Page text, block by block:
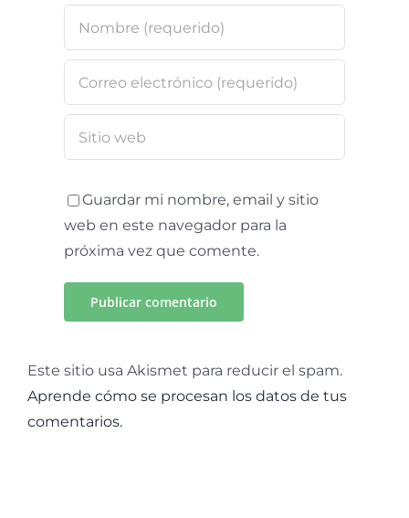
Guardar mi nombre, email y sitio
web en este navegador para la
próxima vez que comente.
Este sitio usa Akismet para reducir el spam.
Aprende cómo se procesan los datos de tus
comentarios.